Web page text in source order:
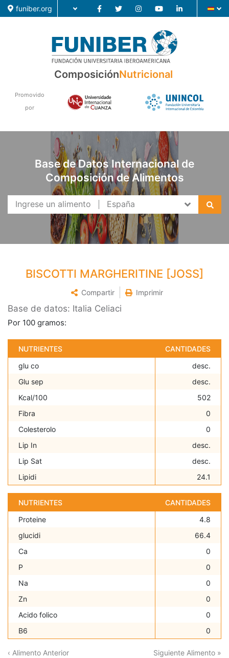
funiber.org
Investigación
ComposiciónNutricional
Promovido
por
Base de Datos Internacional de
Composición de Alimentos
BISCOTTI MARGHERITINE [JOSS]
Compartir Imprimir
Base de datos: Italia Celiaci
Por 100 gramos:
NUTRIENTES
CANTIDADES
glu co
desc.
Glu sep
desc.
Kcal/100
502
Fibra
0
Colesterolo
0
Lip In
desc.
Lip Sat
desc.
Lipidi
24.1
NUTRIENTES
CANTIDADES
Proteine
4.8
glucidi
66.4
Ca
0
P
0
Na
0
Zn
0
Acido folico
0
B6
0
‹ Alimento Anterior Siguiente Alimento »